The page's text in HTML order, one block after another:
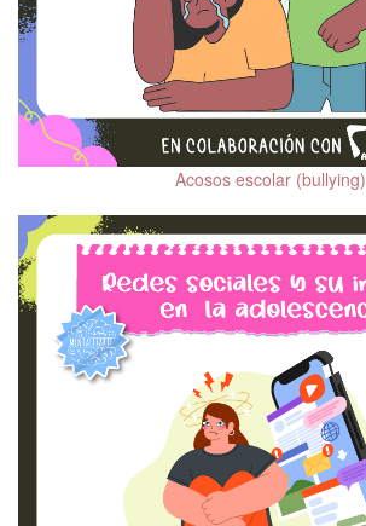
Acosos escolar (bullying)